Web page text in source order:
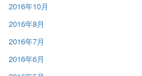
2016年10月
2016年8月
2016年7月
2016年6月